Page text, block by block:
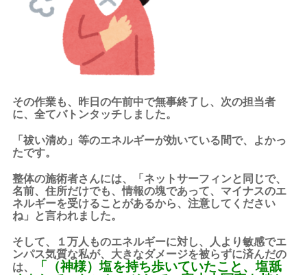
その作業も、昨日の午前中で無事終了し、次の担当者
に、全てバトンタッチしました。
「祓い清め」等のエネルギーが効いている間で、よかっ
たです。
整体の施術者さんには、「ネットサーフィンと同じで、
名前、住所だけでも、情報の塊であって、マイナスのエ
ネルギーを受けることがあるから、注意してください
ね」と言われました。
そして、１万人ものエネルギーに対し、人より敏感でエ
ンパス気質な私が、大きなダメージを被らずに済んだの
は、
「（神様）塩を持ち歩いていたこと、塩舐